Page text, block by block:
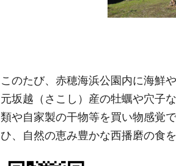
このたび、赤穂海浜公園内に海鮮
元坂越（さこし）産の牡蠣や穴子
類や自家製の干物等を買い物感覚
ひ、自然の恵み豊かな西播磨の食